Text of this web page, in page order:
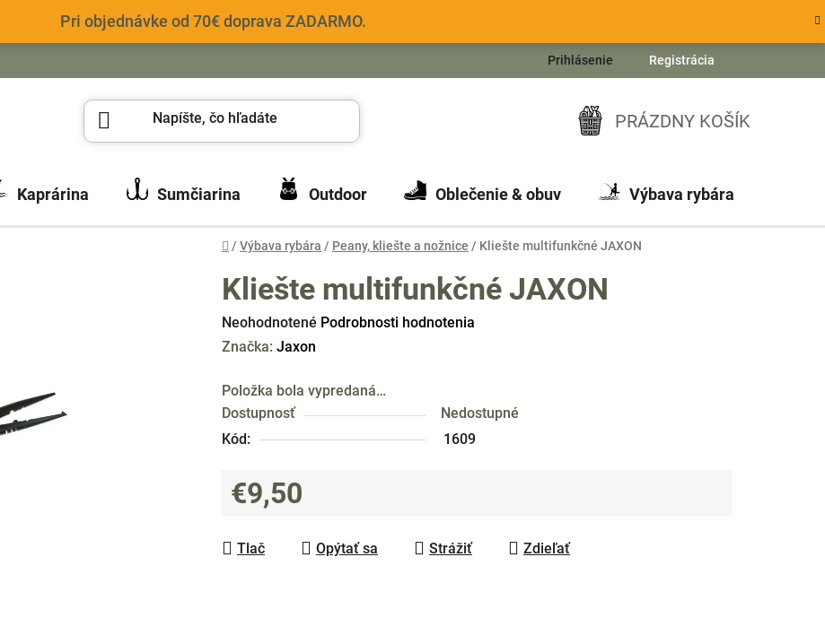
Pri objednávke od 70€ doprava ZADARMO.
Prihlásenie Registrácia
NÁKUPNÝ
KOŠÍK
PRÁZDNY KOŠÍK
Kaprárina Sumčiarina Outdoor Oblečenie & obuv Výbava rybára
Domov
/ Výbava rybára / Peany, kliešte a nožnice / Kliešte multifunkčné JAXON
Kliešte multifunkčné JAXON
Priemerné
hodnotenie
je
0,0
z
hviezdičiek.
Neohodnotené Podrobnosti hodnotenia
Značka: Jaxon
Položka bola vypredaná…
Dostupnosť
Nedostupné
Kód:
1609
€9,50
Tlač
Opýtať sa Strážiť Zdieľať